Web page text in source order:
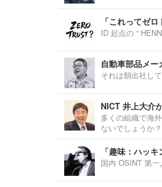
「これってゼ
ID 起点の “
自動車部品メ
それは朝出社し
NICT 井上大介
多くの組織で海
ないでしょうか？
「趣味：ハッ
国内 OSINT 第